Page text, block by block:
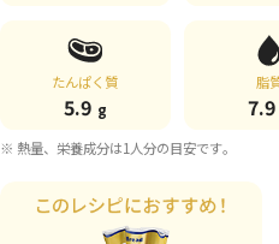
たんぱく質
5.9 g
脂
7.9
※ 熱量、栄養成分は1人分の目安です。